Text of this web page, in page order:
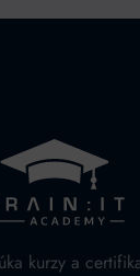
kurzy a